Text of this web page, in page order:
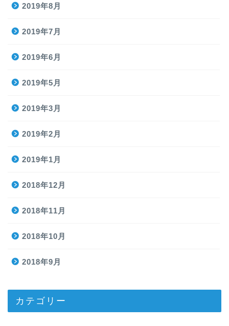
2019年8月
2019年7月
2019年6月
2019年5月
2019年3月
2019年2月
2019年1月
2018年12月
2018年11月
2018年10月
2018年9月
カテゴリー